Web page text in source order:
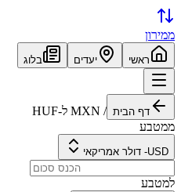
ממירון
ראשי יעדים בלוג
דף הבית /
MXN ל-HUF
ממטבע
USD
- דולר אמריקאי
למטבע